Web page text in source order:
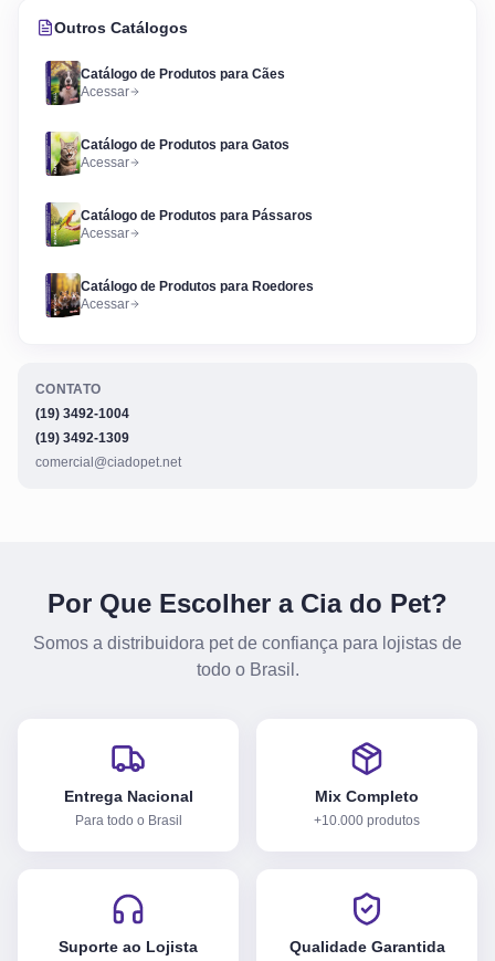
Outros Catálogos
Catálogo de Produtos para Cães
Acessar
Catálogo de Produtos para Gatos
Acessar
Catálogo de Produtos para Pássaros
Acessar
Catálogo de Produtos para Roedores
Acessar
CONTATO
(19) 3492-1004
(19) 3492-1309
comercial@ciadopet.net
Por Que Escolher a Cia do Pet?
Somos a distribuidora pet de confiança para lojistas de
todo o Brasil.
Entrega Nacional
Para todo o Brasil
Mix Completo
+10.000 produtos
Suporte ao Lojista Qualidade Garantida